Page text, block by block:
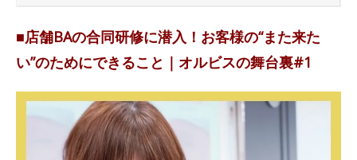
■店舗BAの合同研修に潜入！お客様の“また来た
い”のためにできること｜オルビスの舞台裏#1